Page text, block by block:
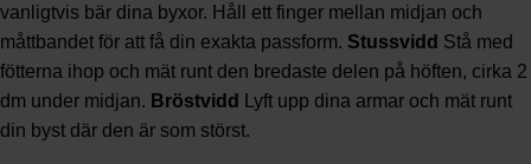
vanligtvis bär dina byxor. Håll ett finger mellan midjan och
måttbandet för att få din exakta passform. Stussvidd Stå med
fötterna ihop och mät runt den bredaste delen på höften, cirka 2
dm under midjan. Bröstvidd
Lyft upp dina armar och mät runt
din byst där den är som störst.